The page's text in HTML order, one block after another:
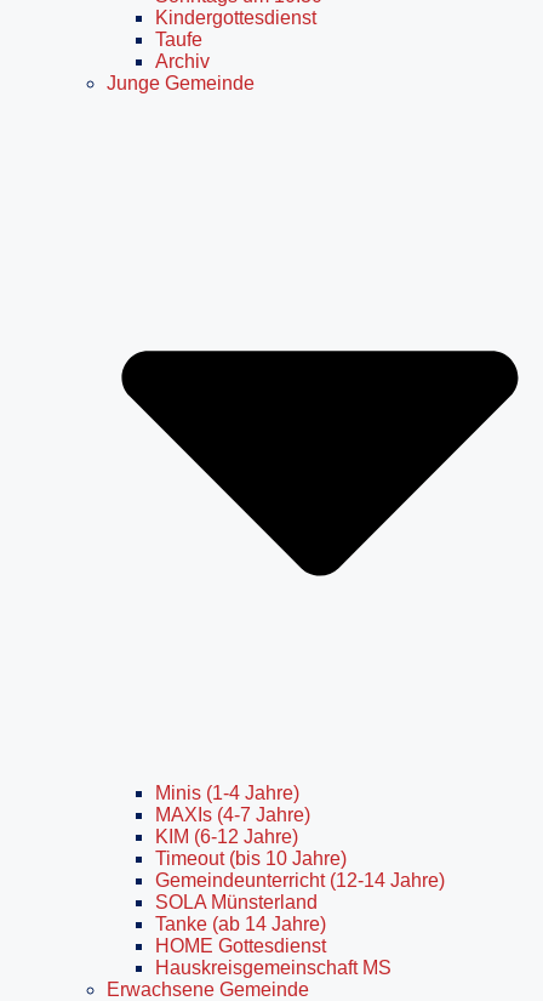
Kindergottesdienst
Taufe
Archiv
Junge Gemeinde
Minis (1-4 Jahre)
MAXIs (4-7 Jahre)
KIM (6-12 Jahre)
Timeout (bis 10 Jahre)
Gemeindeunterricht (12-14 Jahre)
SOLA Münsterland
Tanke (ab 14 Jahre)
HOME Gottesdienst
Hauskreisgemeinschaft MS
Erwachsene Gemeinde